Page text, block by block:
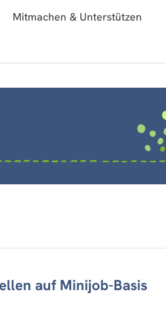
Mitmachen & Unterstützen
auf Minijob-Basis